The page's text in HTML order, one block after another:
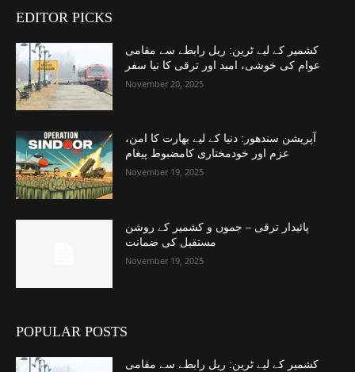
EDITOR PICKS
کشمیر کے لیے ٹرین: ریل رابطے سے مقامی
عوام کی خوشی، امید اور ترقی کا نیا سفر
November 20, 2025
آپریشن سندھور: دنیا کے لیے بھارت کا امن،
عزم اور خودمختاری کامضبوط پیغام
November 19, 2025
پائیدار ترقی – جموں و کشمیر کے روشن
مستقبل کی ضمانت
November 19, 2025
POPULAR POSTS
کشمیر کے لیے ٹرین: ریل رابطے سے مقامی